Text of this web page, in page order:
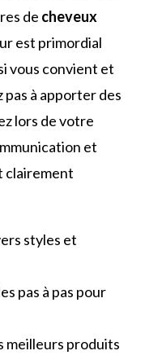
de cheveux
est primordial
vous convient et
pas à apporter des
lors de votre
et
clairement
styles et
pas à pas pour
meilleurs produits